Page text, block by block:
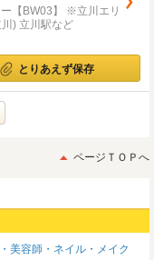
【BW03】 ※立川エリ
) 立川駅など
とりあえず保存
ページＴＯＰへ
美容師・ネイル・メイク